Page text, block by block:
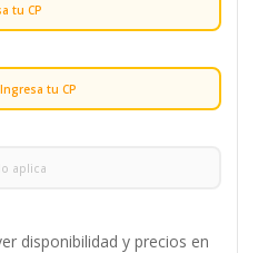
tu CP
Ingresa tu CP
aplica
disponibilidad y precios en